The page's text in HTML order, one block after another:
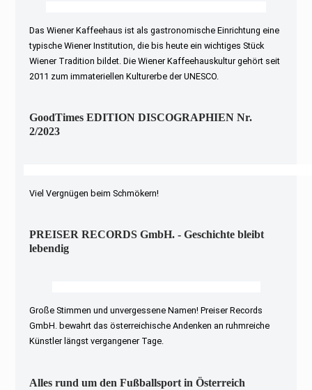
Das Wiener Kaffeehaus ist als gastronomische Einrichtung eine
typische Wiener Institution, die bis heute ein wichtiges Stück
Wiener Tradition bildet. Die Wiener Kaffeehauskultur gehört seit
2011 zum immateriellen Kulturerbe der UNESCO.
GoodTimes EDITION DISCOGRAPHIEN Nr.
2/2023
Viel Vergnügen beim Schmökern!
PREISER RECORDS GmbH. - Geschichte bleibt
lebendig
Große Stimmen und unvergessene Namen! Preiser Records
GmbH. bewahrt das österreichische Andenken an ruhmreiche
Künstler längst vergangener Tage.
Alles rund um den Fußballsport in Österreich